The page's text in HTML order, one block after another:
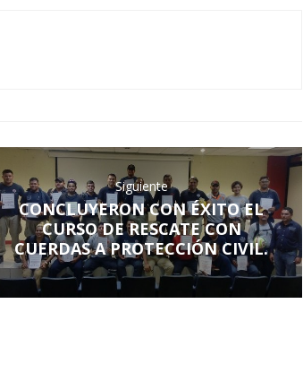
Siguiente
CONCLUYERON CON ÉXITO EL
CURSO DE RESCATE CON
CUERDAS A PROTECCIÓN CIVIL.